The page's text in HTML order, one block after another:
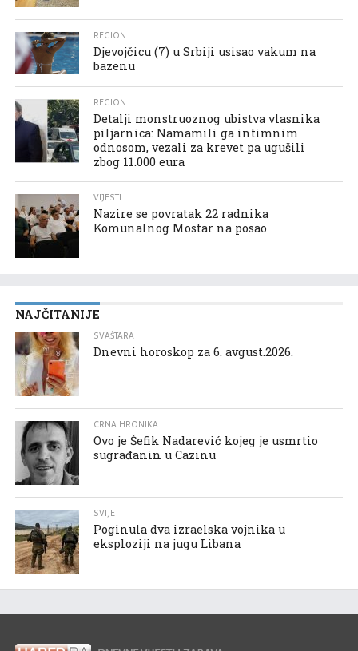
REGION
Djevojčicu (7) u Srbiji usisao vakum na
bazenu
REGION
Detalji monstruoznog ubistva vlasnika
piljarnica: Namamili ga intimnim
odnosom, vezali za krevet pa ugušili
zbog 11.000 eura
VIJESTI
Nazire se povratak 22 radnika
Komunalnog Mostar na posao
NAJČITANIJE
SVAŠTARA
Dnevni horoskop za 6. avgust.2026.
CRNA HRONIKA
Ovo je Šefik Nadarević kojeg je usmrtio
sugrađanin u Cazinu
SVIJET
Poginula dva izraelska vojnika u
eksploziji na jugu Libana